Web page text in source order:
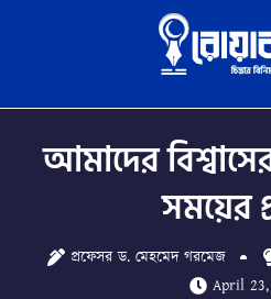
আমাদের
সময়ের
প্রফেসর ড. মেহমেদ গরমেজ
April